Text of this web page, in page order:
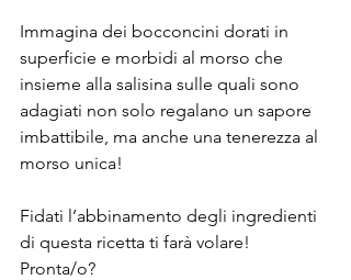
Immagina dei bocconcini dorati in
superficie e morbidi al morso che
insieme alla salisina sulle quali sono
adagiati non solo regalano un sapore
imbattibile, ma anche una tenerezza al
morso unica!
Fidati l’abbinamento degli ingredienti
di questa ricetta ti farà volare!
Pronta/o?